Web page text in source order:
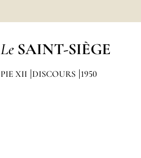
Le SAINT-SIÈGE
PIE XII DISCOURS 1950